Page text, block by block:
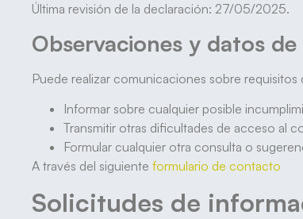
Última revisión de la declaración: 27/05/2025.
Observaciones y datos
Puede realizar comunicaciones sobre requisitos
Informar sobre cualquier posible
Transmitir otras dificultades de acceso al
Formular cualquier otra consulta o
A través del siguiente formulario de contacto
Solicitudes de